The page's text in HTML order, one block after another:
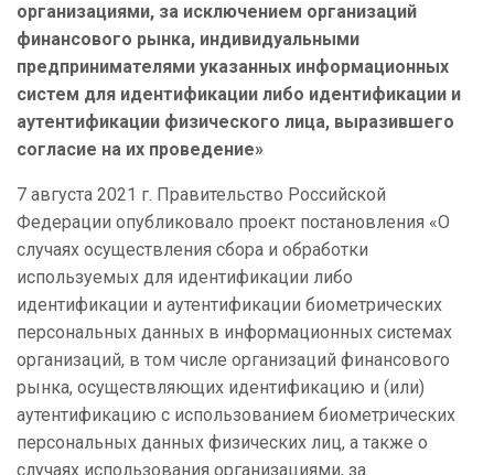
организациями, за исключением организаций
финансового рынка, индивидуальными
предпринимателями указанных информационных
систем для идентификации либо идентификации и
аутентификации физического лица, выразившего
согласие на их проведение»
7 августа 2021 г. Правительство Российской
Федерации опубликовало проект постановления «О
случаях осуществления сбора и обработки
используемых для идентификации либо
идентификации и аутентификации биометрических
персональных данных в информационных системах
организаций, в том числе организаций финансового
рынка, осуществляющих идентификацию и (или)
аутентификацию с использованием биометрических
персональных данных физических лиц, а также о
случаях использования организациями, за